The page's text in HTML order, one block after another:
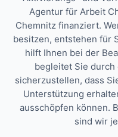
Agentur für Arbeit
Chemnitz finanziert.
besitzen, entstehen für
hilft Ihnen bei der
begleitet Sie durch
sicherzustellen, dass
Unterstützung
ausschöpfen können.
sind wir